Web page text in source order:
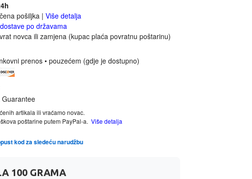
pošiljka | Više detalja
po državama
novca ili zamjena (kupac plaća povratnu poštarinu)
prenos • pouzećem (gdje je dostupno)
artikala ili vraćamo novac.
poštarine putem PayPal-a. Više detalja
kod za sledeću narudžbu
100 GRAMA